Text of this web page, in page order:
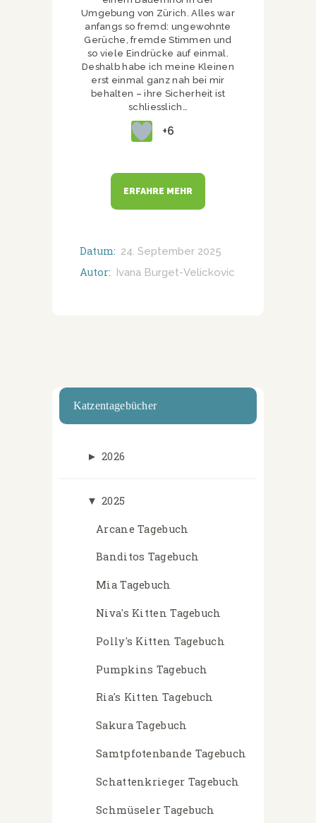
Umgebung von Zürich. Alles war
anfangs so fremd: ungewohnte
Gerüche, fremde Stimmen und
so viele Eindrücke auf einmal.
Deshalb habe ich meine Kleinen
erst einmal ganz nah bei mir
behalten – ihre Sicherheit ist
schliesslich…
+6
ERFAHRE MEHR
Datum: 24. September 2025
Autor: Ivana Burget-Velickovic
Katzentagebücher
► 2026
▼ 2025
Arcane Tagebuch
Banditos Tagebuch
Mia Tagebuch
Niva's Kitten Tagebuch
Polly's Kitten Tagebuch
Pumpkins Tagebuch
Ria's Kitten Tagebuch
Sakura Tagebuch
Samtpfotenbande Tagebuch
Schattenkrieger Tagebuch
Schmüseler Tagebuch